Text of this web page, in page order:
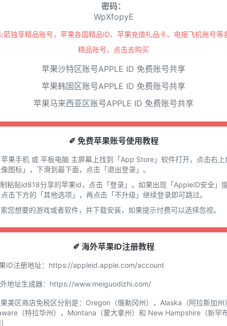
密码：
WpXfopyE
箭独享精品账号，苹果各国精品ID、苹果充值礼品卡、电报飞机账号等
精品账号，
点击去购买
苹果沙特区账号APPLE ID 免费账号共享
苹果韩国区账号APPLE ID 免费账号共享
苹果马来西亚区账号APPLE ID 免费账号共享
✐ 免费苹果账号使用教程
苹果手机 或 平板电脑 主屏幕上找到「App Store」软件打开，点击右上
像图标」，下滑到最下面，点击「退出登录」。
粘贴id818分享的苹果id，点击「登录」。如果出现「AppleID安全」
击下方的「其他选项」，再点击「不升级」继续登录即可跳过。
您想要的游戏或者软件，并下载安装，如果提示付费可以选择忽视。
✐ 海外苹果ID注册教程
ID注册地址： https://appleid.apple.com/account
地址生成器： https://www.meiguodizhi.com/
美区商店免税区分别是：Oregon（俄勒冈州），Alaska（阿拉斯加州
（特拉华州），Montana（蒙大拿州）和 New Hampshire（新罕